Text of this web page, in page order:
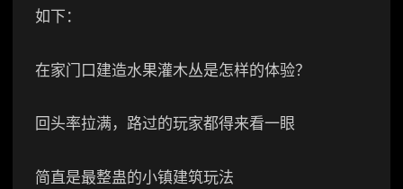
如下：
在家门口建造水果灌木丛是怎样的体验？
回头率拉满，路过的玩家都得来看一眼
简直是最整蛊的小镇建筑玩法